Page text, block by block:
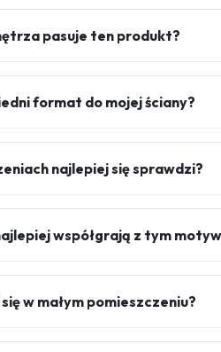
pasuje ten produkt?
format do mojej ściany?
najlepiej się sprawdzi?
współgrają z tym
w małym pomieszczeniu?